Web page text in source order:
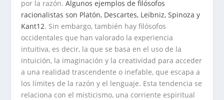
por la razón.Algunos ejemplos de filósofos
racionalistas son Platón, Descartes, Leibniz, Spinoza y
Kant12. Sin embargo, también hay filósofos
occidentales que han valorado la experiencia
intuitiva, es decir, la que se basa en el uso de la
intuición, la imaginación y la creatividad para acceder
a una realidad trascendente o inefable, que escapa a
los límites de la razón y el lenguaje. Esta tendencia se
relaciona con el misticismo, una corriente espiritual